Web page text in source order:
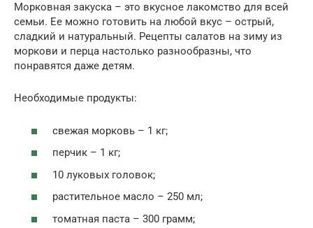
Морковная закуска – это вкусное лакомство для всей
семьи. Ее можно готовить на любой вкус – острый,
сладкий и натуральный. Рецепты салатов на зиму из
моркови и перца настолько разнообразны, что
понравятся даже детям.
Необходимые продукты:
свежая морковь – 1 кг;
перчик – 1 кг;
10 луковых головок;
растительное масло – 250 мл;
томатная паста – 300 грамм;